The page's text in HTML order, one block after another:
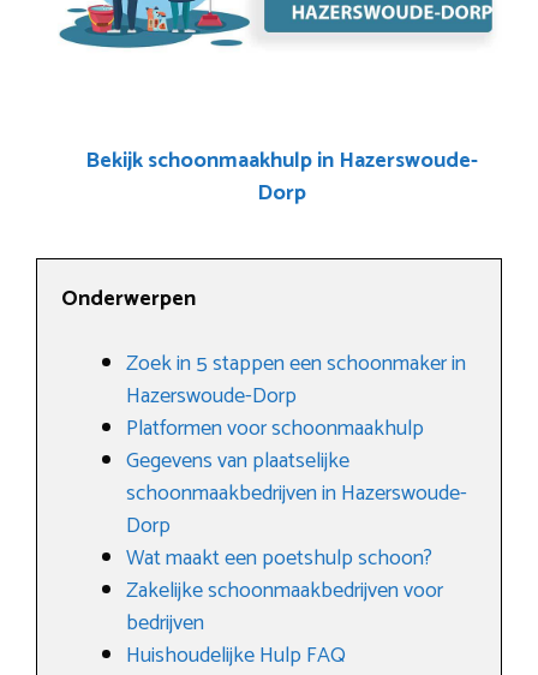
Bekijk schoonmaakhulp in Hazerswoude-
Dorp
Onderwerpen
Zoek in 5 stappen een schoonmaker in
Hazerswoude-Dorp
Platformen voor schoonmaakhulp
Gegevens van plaatselijke
schoonmaakbedrijven in Hazerswoude-
Dorp
Wat maakt een poetshulp schoon?
Zakelijke schoonmaakbedrijven voor
bedrijven
Huishoudelijke Hulp FAQ